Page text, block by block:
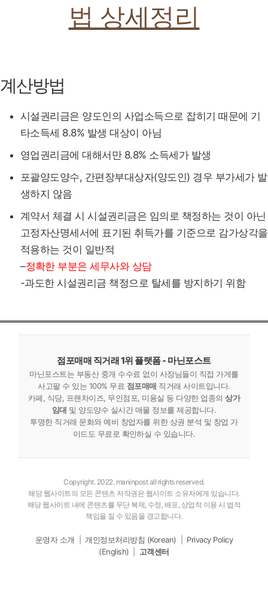
법 상세정리
계산방법
시설권리금은 양도인의 사업소득으로 잡히기 때문에 기
타소득세 8.8% 발생 대상이 아님
영업권리금에 대해서만 8.8% 소득세가 발생
포괄양도양수, 간편장부대상자(양도인) 경우 부가세가 발
생하지 않음
계약서 체결 시 시설권리금은 임의로 책정하는 것이 아닌
고정자산명세서에 표기된 취득가를 기준으로 감가상각을
적용하는 것이 일반적
–정확한 부분은 세무사와 상담
-과도한 시설권리금 책정으로 탈세를 방지하기 위함
점포매매 직거래 1위 플랫폼 - 마닌포스트
마닌포스트는 부동산 중개 수수료 없이 사장님들이 직접 가게를
사고팔 수 있는 100% 무료 점포매매 직거래 사이트입니다.
카페, 식당, 프랜차이즈, 무인점포, 미용실 등 다양한 업종의상가
임대 및 양도양수 실시간 매물 정보를 제공합니다.
투명한 직거래 문화와 예비 창업자를 위한 상권 분석 및 창업 가
이드도 무료로 확인하실 수 있습니다.
Copyright. 2022. maninpost all rights reserved.
해당 웹사이트의 모든 콘텐츠 저작권은 웹사이트 소유자에게 있습니다.
해당 웹사이트 내에 콘텐츠를 무단 복제, 수정, 배포, 상업적 이용 시 법적
책임을 질 수 있음을 경고합니다.
운영자 소개 개인정보처리방침 (Korean)
Privacy Policy
(English)
고객센터